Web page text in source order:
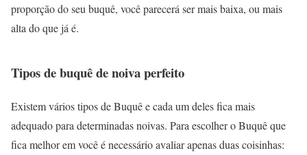
proporção do seu buquê, você parecerá ser mais baixa, ou mais
alta do que já é.
Tipos de buquê de noiva perfeito
Existem vários tipos de Buquê e cada um deles fica mais
adequado para determinadas noivas. Para escolher o Buquê que
fica melhor em você é necessário avaliar apenas duas coisinhas: